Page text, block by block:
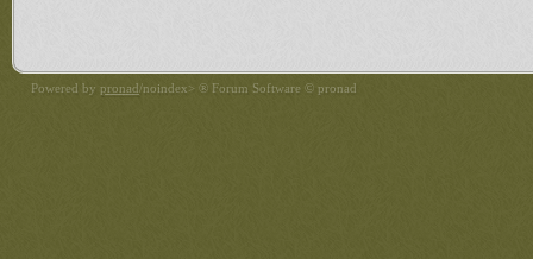
Powered by pronad/noindex> ® Forum Software © pronad